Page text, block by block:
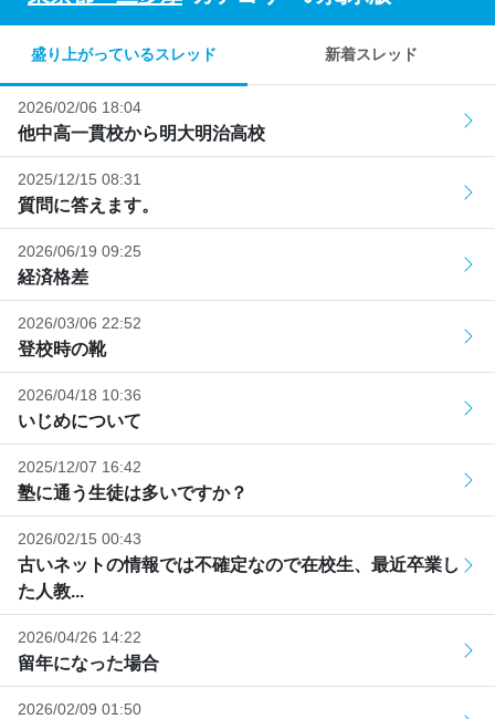
盛り上がっているスレッド 新着スレッド
2026/02/06 18:04
他中高一貫校から明大明治高校
2025/12/15 08:31
質問に答えます。
2026/06/19 09:25
経済格差
2026/03/06 22:52
登校時の靴
2026/04/18 10:36
いじめについて
2025/12/07 16:42
塾に通う生徒は多いですか？
2026/02/15 00:43
古いネットの情報では不確定なので在校生、最近卒業し
た人教...
2026/04/26 14:22
留年になった場合
2026/02/09 01:50